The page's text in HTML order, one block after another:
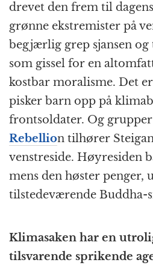
drevet den frem til
grønne ekstremister på
begjærlig grep sjansen
som gissel for en
kostbar moralisme. Det
pisker barn opp på
frontsoldater. Og
Rebellion tilhører
venstreside. Høyresiden
mens den høster penger,
tilstedeværende Buddha-
Klimasaken har en
tilsvarende sprikende